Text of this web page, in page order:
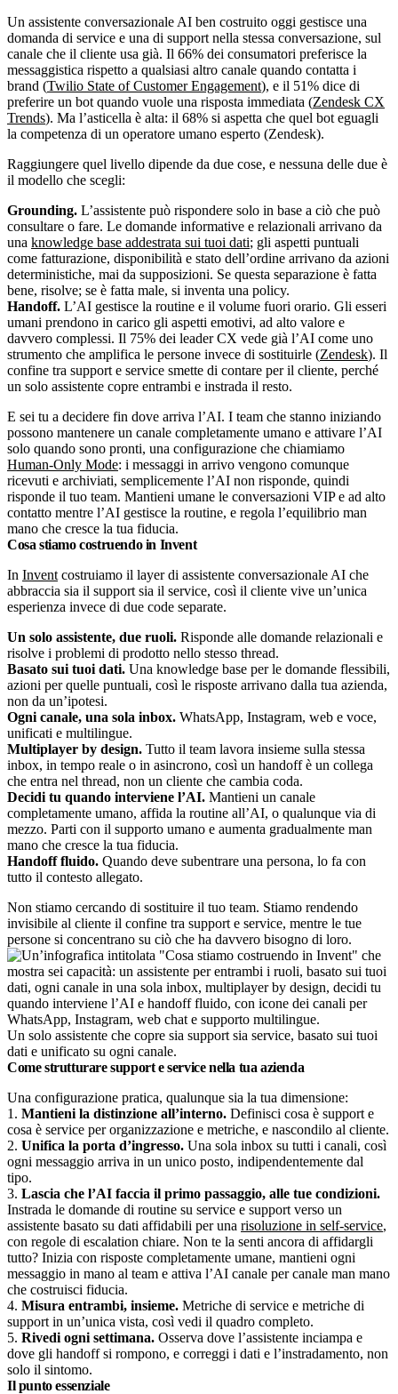
Un assistente conversazionale AI ben costruito oggi gestisce una
domanda di service e una di support nella stessa conversazione, sul
canale che il cliente usa già. Il 66% dei consumatori preferisce la
messaggistica rispetto a qualsiasi altro canale quando contatta i
brand (Twilio State of Customer Engagement), e il 51% dice di
preferire un bot quando vuole una risposta immediata (Zendesk CX
Trends). Ma l’asticella è alta: il 68% si aspetta che quel bot eguagli
la competenza di un operatore umano esperto (Zendesk).
Raggiungere quel livello dipende da due cose, e nessuna delle due è
il modello che scegli:
Grounding. L’assistente può rispondere solo in base a ciò che può
consultare o fare. Le domande informative e relazionali arrivano da
una knowledge base addestrata sui tuoi dati; gli aspetti puntuali
come fatturazione, disponibilità e stato dell’ordine arrivano da azioni
deterministiche, mai da supposizioni. Se questa separazione è fatta
bene, risolve; se è fatta male, si inventa una policy.
Handoff. L’AI gestisce la routine e il volume fuori orario. Gli esseri
umani prendono in carico gli aspetti emotivi, ad alto valore e
davvero complessi. Il 75% dei leader CX vede già l’AI come uno
strumento che amplifica le persone invece di sostituirle (Zendesk). Il
confine tra support e service smette di contare per il cliente, perché
un solo assistente copre entrambi e instrada il resto.
E sei tu a decidere fin dove arriva l’AI. I team che stanno iniziando
possono mantenere un canale completamente umano e attivare l’AI
solo quando sono pronti, una configurazione che chiamiamo
Human-Only Mode: i messaggi in arrivo vengono comunque
ricevuti e archiviati, semplicemente l’AI non risponde, quindi
risponde il tuo team. Mantieni umane le conversazioni VIP e ad alto
contatto mentre l’AI gestisce la routine, e regola l’equilibrio man
mano che cresce la tua fiducia.
Cosa stiamo costruendo in Invent
In Invent costruiamo il layer di assistente conversazionale AI che
abbraccia sia il support sia il service, così il cliente vive un’unica
esperienza invece di due code separate.
Un solo assistente, due ruoli. Risponde alle domande relazionali e
risolve i problemi di prodotto nello stesso thread.
Basato sui tuoi dati. Una knowledge base per le domande flessibili,
azioni per quelle puntuali, così le risposte arrivano dalla tua azienda,
non da un’ipotesi.
Ogni canale, una sola inbox. WhatsApp, Instagram, web e voce,
unificati e multilingue.
Multiplayer by design. Tutto il team lavora insieme sulla stessa
inbox, in tempo reale o in asincrono, così un handoff è un collega
che entra nel thread, non un cliente che cambia coda.
Decidi tu quando interviene l’AI. Mantieni un canale
completamente umano, affida la routine all’AI, o qualunque via di
mezzo. Parti con il supporto umano e aumenta gradualmente man
mano che cresce la tua fiducia.
Handoff fluido. Quando deve subentrare una persona, lo fa con
tutto il contesto allegato.
Non stiamo cercando di sostituire il tuo team. Stiamo rendendo
invisibile al cliente il confine tra support e service, mentre le tue
persone si concentrano su ciò che ha davvero bisogno di loro.
Un solo assistente che copre sia support sia service, basato sui tuoi
dati e unificato su ogni canale.
Come strutturare support e service nella tua azienda
Una configurazione pratica, qualunque sia la tua dimensione:
1. Mantieni la distinzione all’interno. Definisci cosa è support e
cosa è service per organizzazione e metriche, e nascondilo al cliente.
2. Unifica la porta d’ingresso. Una sola inbox su tutti i canali, così
ogni messaggio arriva in un unico posto, indipendentemente dal
tipo.
3. Lascia che l’AI faccia il primo passaggio, alle tue condizioni.
Instrada le domande di routine su service e support verso un
assistente basato su dati affidabili per una risoluzione in self-service,
con regole di escalation chiare. Non te la senti ancora di affidargli
tutto? Inizia con risposte completamente umane, mantieni ogni
messaggio in mano al team e attiva l’AI canale per canale man mano
che costruisci fiducia.
4. Misura entrambi, insieme. Metriche di service e metriche di
support in un’unica vista, così vedi il quadro completo.
5. Rivedi ogni settimana. Osserva dove l’assistente inciampa e
dove gli handoff si rompono, e correggi i dati e l’instradamento, non
solo il sintomo.
Il punto essenziale